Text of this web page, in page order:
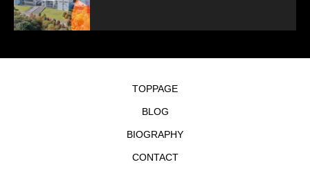
TOPPAGE
BLOG
BIOGRAPHY
CONTACT